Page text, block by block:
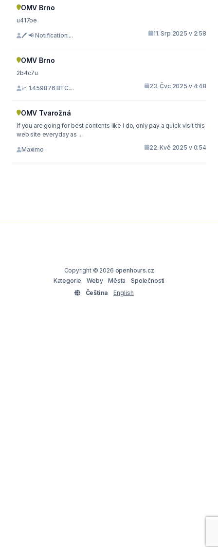
OMV Brno
u417oe
🖊 📢 Notification:... 11. Srp 2025 v 2:58
OMV Brno
2b4c7u
📈 1.459876 BTC.... 23. Čvc 2025 v 4:48
OMV Tvarožná
If you are going for best contents like I do, only pay a quick visit this
web site everyday as ...
Maximo 22. Kvě 2025 v 0:54
Copyright © 2026 openhours.cz
Kategorie
Weby Města
Společnosti
Čeština
English